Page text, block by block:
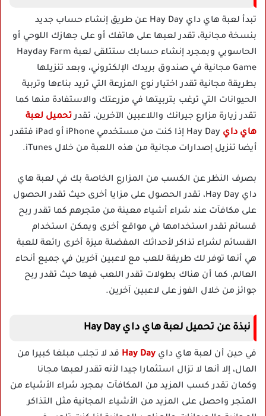
تبدأ لعبة هاي داي Hay Day عن طريق إنشاء حساب جديد
بنسخة مجانية، تقدر لعبها على هاتفك أو على جهازك اللوحي أو
الحاسوبي وبمجرد إنشاء حسابك ستتلقى لعبة Hayday Farm
Game مجانية في صندوق بريدك الإلكتروني، وبعد تنزيلها
بطريقة مجانية تقدر اختيار نوع المزرعة التي تريد بناءها وتربية
الحيوانات التي ترغب بتربيتها في مزرعتك والاستفادة منها كما
تقدر زيارة مزارع جيرانك واللاعبين الآخرين، تقدرتحميل لعبة
هاي داي
Hay Day إذا كنت من مستخدمي iPhone أو iPad فتقدر
أيضا تنزيل إصدارات مجانية من هذه اللعبة من خلال iTunes.
بصرف النظر عن الكسب من المزارع الخاصة بك في لعبة هاي
داي Hay Day، تقدر الحصول على مزايا أخرى حيث تقدر الحصول
على مكافآت عند شراء أشياء معينة من متجرهم كما تقدر ربح
قسائم تقدر استخدامها في مواقع أخرى ويمكن استخدام
القسائم لشراء تذاكر لأحداثك المفضلة ميزة أخرى رائعة للعبة
هي أنها توفر لك طريقة للعب مع لاعبين آخرين في جميع أنحاء
العالم، كما أن هناك بطولات تقدر اللعب فيها حيث تقدر ربح
جوائز من خلال الفوز على لاعبين آخرين.
نبذة عن تحميل لعبة هاي داي Hay Day
في حين أن لعبة هاي داي Hay Day قد لا تجلب مبلغا كبيرا من
المال، إلا أنها لا تزال استثمارا جيدا لأنه تقدر لعبها مجانا
وكمان تقدر كسب المزيد من المكافآت بمجرد شراء الأشياء من
المتجر واحصل على المزيد من الأشياء المجانية مثل التذاكر